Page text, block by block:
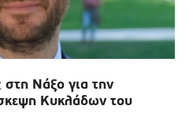
Νάξο για την
Κυκλάδων του